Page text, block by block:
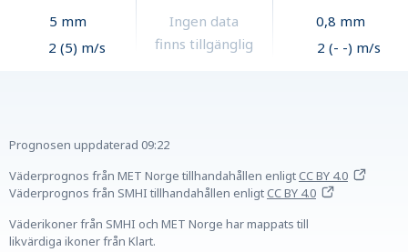
5 mm
2 (5) m/s
Ingen data
finns tillgänglig
0,8 mm
2 (- -) m/s
Prognosen uppdaterad 09:22
Väderprognos från MET Norge tillhandahållen enligtCC BY 4.0
Väderprognos från SMHI tillhandahållen enligtCC BY 4.0
Väderikoner från SMHI och MET Norge har mappats till
likvärdiga ikoner från Klart.